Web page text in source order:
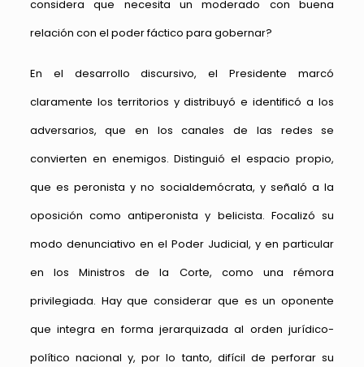
considera que necesita un moderado con buena
relación con el poder fáctico para gobernar?
En el desarrollo discursivo, el Presidente marcó
claramente los territorios y distribuyó e identificó a los
adversarios, que en los canales de las redes se
convierten en enemigos. Distinguió el espacio propio,
que es peronista y no socialdemócrata, y señaló a la
oposición como antiperonista y belicista. Focalizó su
modo denunciativo en el Poder Judicial, y en particular
en los Ministros de la Corte, como una rémora
privilegiada. Hay que considerar que es un oponente
que integra en forma jerarquizada al orden jurídico-
político nacional y, por lo tanto, difícil de perforar su